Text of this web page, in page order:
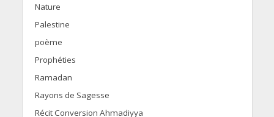
Nature
Palestine
poème
Prophéties
Ramadan
Rayons de Sagesse
Récit Conversion Ahmadiyya